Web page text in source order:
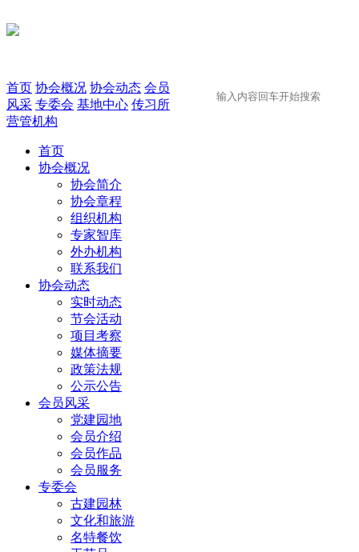
首页 协会概况 协会动态 会员
风采 专委会 基地中心 传习所
营管机构
首页
协会概况
协会简介
协会章程
组织机构
专家智库
外办机构
联系我们
协会动态
实时动态
节会活动
项目考察
媒体摘要
政策法规
公示公告
会员风采
党建园地
会员介绍
会员作品
会员服务
专委会
古建园林
文化和旅游
名特餐饮